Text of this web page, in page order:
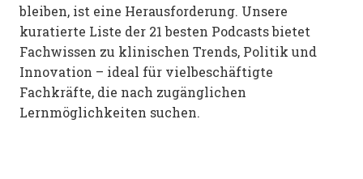
bleiben, ist eine Herausforderung. Unsere
kuratierte Liste der 21 besten Podcasts bietet
Fachwissen zu klinischen Trends, Politik und
Innovation – ideal für vielbeschäftigte
Fachkräfte, die nach zugänglichen
Lernmöglichkeiten suchen.